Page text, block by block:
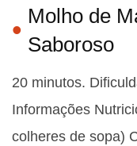
Molho de
Saboroso
20 minutos.
Informações
colheres de sopa)